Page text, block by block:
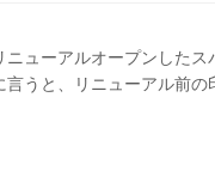
ューアルオープンした
うと、リニューアル前